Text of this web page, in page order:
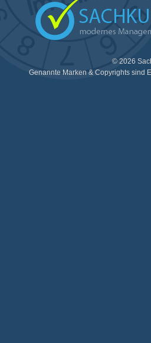
© 2026
Genannte Marken & Copyrights sind